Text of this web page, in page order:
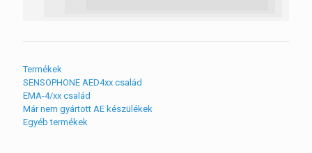
Termékek
SENSOPHONE AED4xx család
EMA-4/xx család
Már nem gyártott AE készülékek
Egyéb termékek